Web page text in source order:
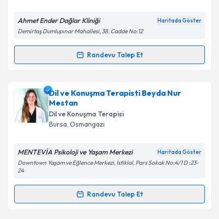
Kişisel verilerimin işlenmesine ilişkin
Takvim Talebini Gönder
Ahmet Ender Dağlar Kliniği Haritada Göster
Demirtaş Dumlupınar Mahallesi, 38. Cadde No:12
Randevu Talep Et
Randevu Takvimi Talebi
Dil ve Konuşma Terapisti Ahmet Ender Dağlar
için randevu takvimi talebi oluşturun. Size bu
uzmandan randevu almanız için bir takvim
hazırlandığında e-posta ile bilgilendireceğiz.
Kişisel verilerimin işlenmesine ilişkin
'ni okudum ve kişisel verilerimin belirtilen
Dil ve Konuşma Terapisti Beyda Nur
Mestan
Dil ve Konuşma Terapisi
Bursa, Osmangazi
MENTEVİA Psikoloji ve Yaşam Merkezi Haritada Göster
Downtown Yaşam ve Eğlence Merkezi, İstiklal, Pars Sokak No:4/1 D :23-
24
Randevu Talep Et
Randevu Takvimi Talebi